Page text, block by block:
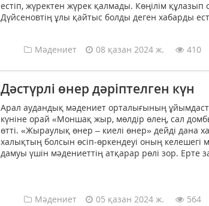
естіп, жүректен жүрек қалмады. Көңілім құлазып
Дүйсеновтің ұлы қайтыс болды деген хабарды
Мәдениет 08 қазан 2024 ж. 410
Дәстүрлі өнер дәріптелген күн
Арал аудандық мәдениет орталығының
күніне орай «Моншақ жыр, мөлдір өлең, сал
өтті. «Жыраулық өнер – киелі өнер» дейді дана
халықтың болсын өсіп-өркендеуі оның келешегі
дамуы үшін мәдениеттің атқарар рөлі зор. Ерте
Мәдениет 05 қазан 2024 ж. 564